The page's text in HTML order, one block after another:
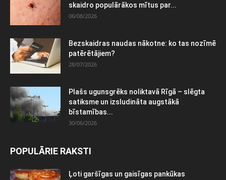
skaidro populārākos mītus par...
06/08/2026
Bezskaidras naudas nākotne: ko tas nozīmē
patērētājiem?
28/07/2026
Plašs ugunsgrēks noliktavā Rīgā – slēgta
satiksme un izsludināta augstākā
bīstamības...
30/06/2026
POPULĀRIE RAKSTI
Ļoti garšīgas un gaisīgas pankūkas